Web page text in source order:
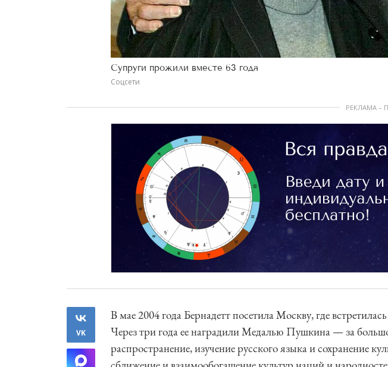
Супруги прожили вместе 63 года
Соцсети
РЕКЛАМА –
VK
В мае 2004 года Бернадетт посетила Москву, где
Через три года ее наградили Медалью Пушкина — за
распространение, изучение русского языка и сохранение